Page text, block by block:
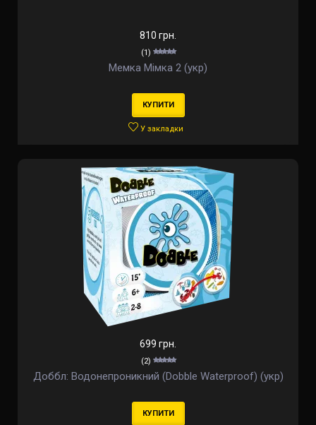
810 грн.
(1)
Мемка Мімка 2 (укр)
КУПИТИ
У закладки
699 грн.
(2)
Доббл: Водонепроникний (Dobble Waterproof) (укр)
КУПИТИ